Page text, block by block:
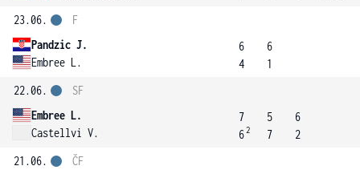
23.06.
Pandzic J.
Embree L.
F
6
4
6
1
22.06.
Embree L.
Castellvi V.
SF
7
62
5
7
6
2
21.06.
ČF